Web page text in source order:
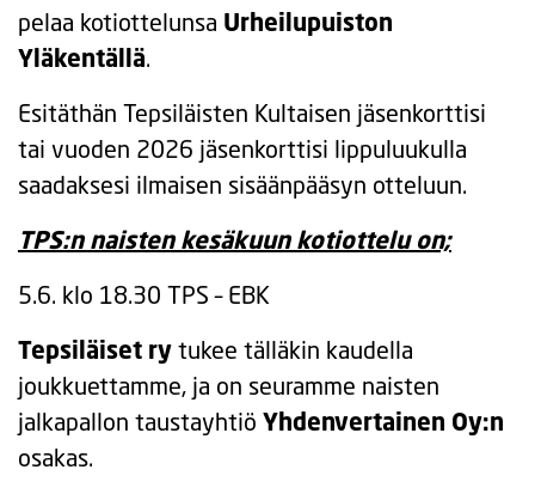
pelaa kotiottelunsa Urheilupuiston
Yläkentällä.
Esitäthän Tepsiläisten Kultaisen jäsenkorttisi
tai vuoden 2026 jäsenkorttisi lippuluukulla
saadaksesi ilmaisen sisäänpääsyn otteluun.
TPS:n naisten kesäkuun kotiottelu on;
5.6. klo 18.30 TPS – EBK
Tepsiläiset rytukee tälläkin kaudella
joukkuettamme, ja on seuramme naisten
jalkapallon taustayhtiö Yhdenvertainen Oy:n
osakas.